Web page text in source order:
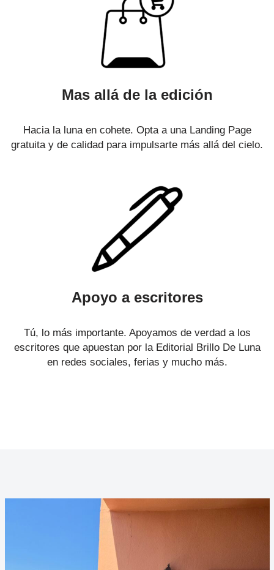
Mas allá de la edición
Hacia la luna en cohete. Opta a una Landing Page
gratuita y de calidad para impulsarte más allá del cielo.
Apoyo a escritores
Tú, lo más importante. Apoyamos de verdad a los
escritores que apuestan por la Editorial Brillo De Luna
en redes sociales, ferias y mucho más.